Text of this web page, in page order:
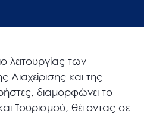
λειτουργίας των
και της
διαμορφώνει το
Τουρισμού, θέτοντας σε